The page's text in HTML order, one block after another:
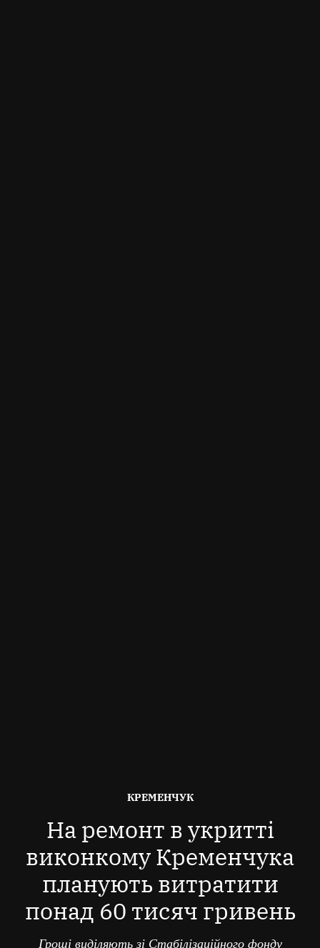
ОПУБЛІКОВАНО
КРЕМЕНЧУК
На ремонт в укритті
виконкому Кременчука
планують витратити
понад 60 тисяч гривень
Гроші виділяють зі Стабілізаційного фонду